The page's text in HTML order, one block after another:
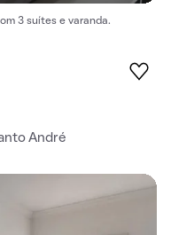
3 suítes e varanda.
André